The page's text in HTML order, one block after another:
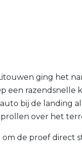
ging het
een
bij de landing
over het
de proef direct